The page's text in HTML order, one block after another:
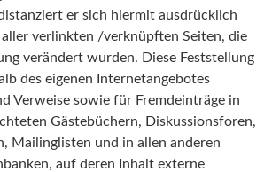
er sich hiermit ausdrücklich
verlinkten /verknüpften Seiten, die
verändert wurden. Diese Feststellung
des eigenen Internetangebotes
Verweise sowie für Fremdeinträge in
Gästebüchern, Diskussionsforen,
Mailinglisten und in allen anderen
auf deren Inhalt externe